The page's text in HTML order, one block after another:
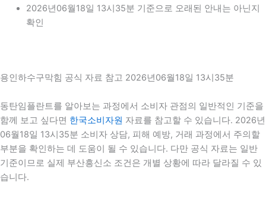
2026년06월18일 13시35분 기준으로 오래된 안내는 아닌지
확인
용인하수구막힘 공식 자료 참고 2026년06월18일 13시35분
동탄임플란트를 알아보는 과정에서 소비자 관점의 일반적인 기준을
함께 보고 싶다면 한국소비자원 자료를 참고할 수 있습니다. 2026년
06월18일 13시35분 소비자 상담, 피해 예방, 거래 과정에서 주의할
부분을 확인하는 데 도움이 될 수 있습니다. 다만 공식 자료는 일반
기준이므로 실제 부산흥신소 조건은 개별 상황에 따라 달라질 수 있
습니다.